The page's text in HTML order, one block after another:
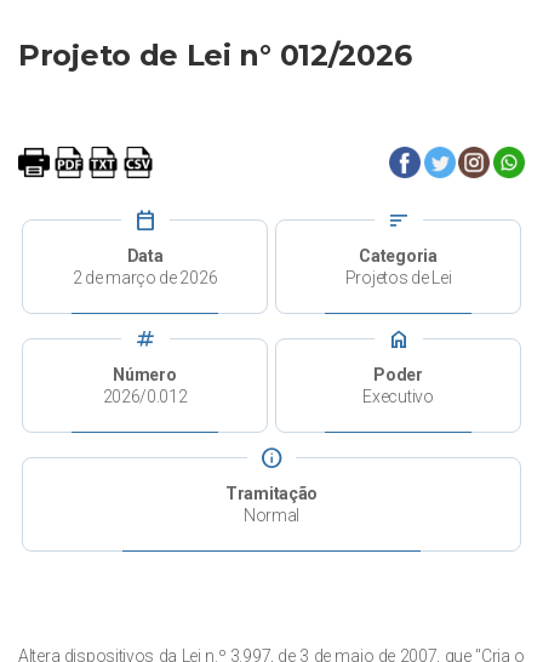
Projeto de Lei n° 012/2026
calendar_today
Data
2 de março de 2026
sort
Categoria
Projetos de Lei
tag
Número
2026/0.012
home
Poder
Executivo
info
Tramitação
Normal
Altera dispositivos da Lei n.º 3.997, de 3 de maio de 2007, que "Cria o